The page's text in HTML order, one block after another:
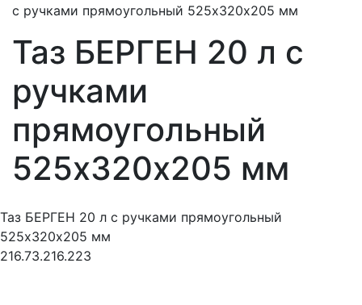
с ручками прямоугольный 525х320х205 мм
Таз БЕРГЕН 20 л с
ручками
прямоугольный
525х320х205 мм
Таз БЕРГЕН 20 л с ручками прямоугольный
525х320х205 мм
216.73.216.223